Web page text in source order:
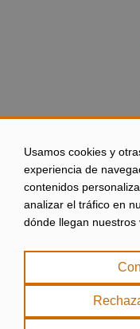
Usamos cookies y
experiencia de
contenidos
analizar el tráfico en
dónde llegan nuestros